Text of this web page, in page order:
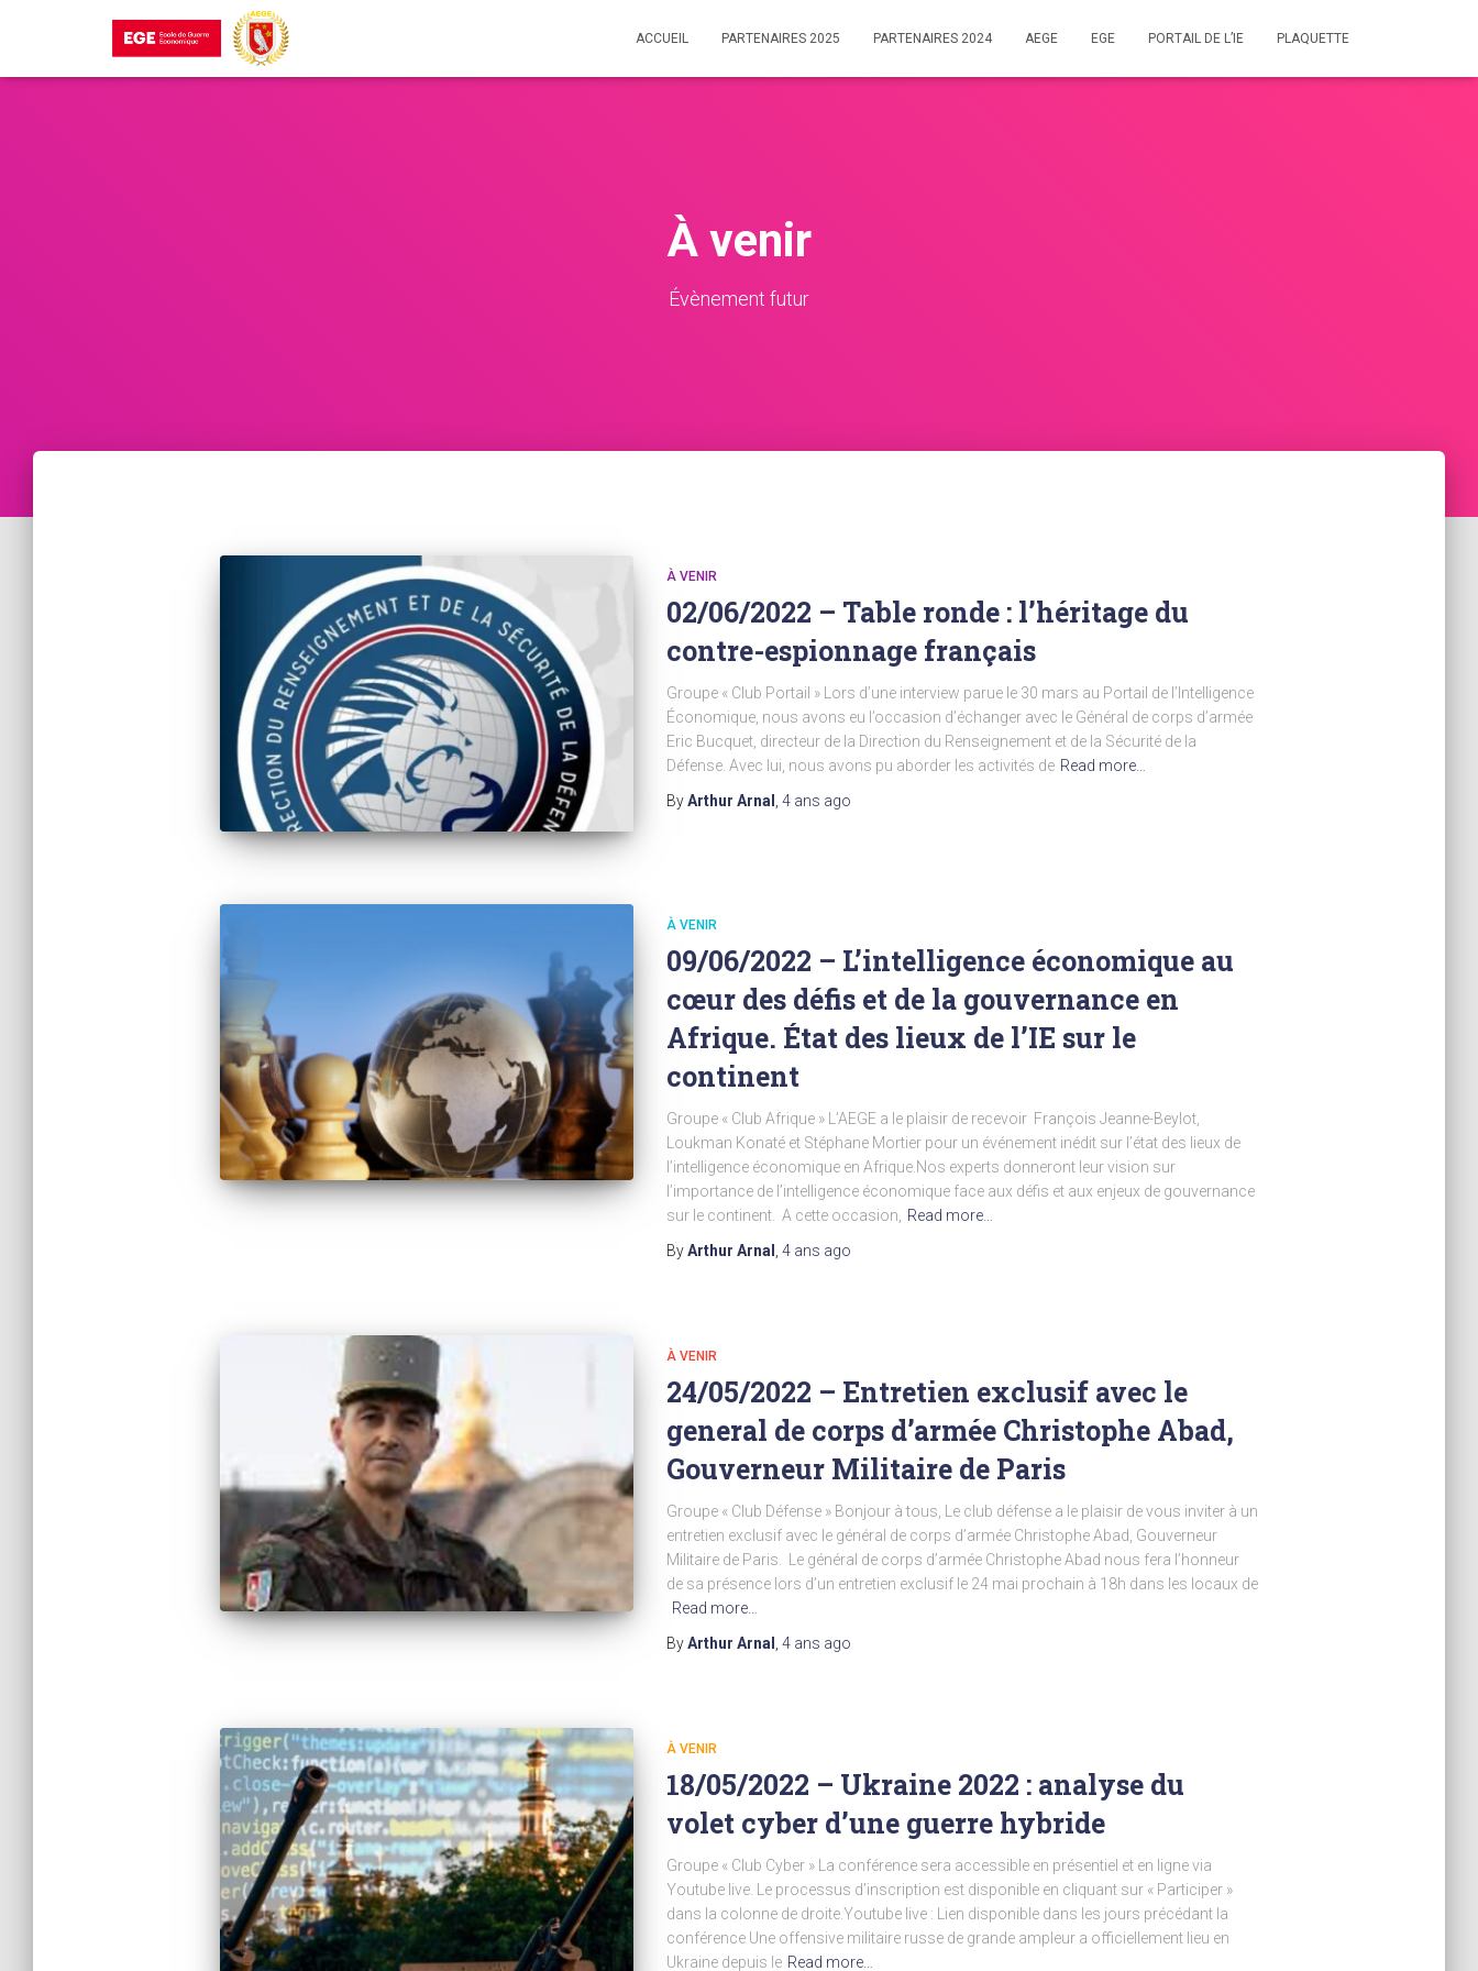
ACCUEIL PARTENAIRES 2025 PARTENAIRES 2024 AEGE EGE PORTAIL DE L’IE PLAQUETTE
À venir
Évènement futur
À VENIR
02/06/2022 – Table ronde : l’héritage du
contre-espionnage français
Groupe « Club Portail » Lors d’une interview parue le 30 mars au Portail de l’Intelligence
Économique, nous avons eu l’occasion d’échanger avec le Général de corps d’armée
Eric Bucquet, directeur de la Direction du Renseignement et de la Sécurité de la
Défense. Avec lui, nous avons pu aborder les activités de Read more…
ByArthur Arnal 4 ans ago
À VENIR
09/06/2022 – L’intelligence économique au
cœur des défis et de la gouvernance en
Afrique. État des lieux de l’IE sur le
continent
Groupe « Club Afrique » L’AEGE a le plaisir de recevoir François Jeanne-Beylot,
Loukman Konaté et Stéphane Mortier pour un événement inédit sur l’état des lieux de
l’intelligence économique en Afrique.Nos experts donneront leur vision sur
l’importance de l’intelligence économique face aux défis et aux enjeux de gouvernance
sur le continent. A cette occasion,
Read more…
ByArthur Arnal 4 ans ago
À VENIR
24/05/2022 – Entretien exclusif avec le
general de corps d’armée Christophe Abad,
Gouverneur Militaire de Paris
Groupe « Club Défense » Bonjour à tous, Le club défense a le plaisir de vous inviter à un
entretien exclusif avec le général de corps d’armée Christophe Abad, Gouverneur
Militaire de Paris. Le général de corps d’armée Christophe Abad nous fera l’honneur
de sa présence lors d’un entretien exclusif le 24 mai prochain à 18h dans les locaux de
Read more…
ByArthur Arnal 4 ans ago
À VENIR
18/05/2022 – Ukraine 2022 : analyse du
volet cyber d’une guerre hybride
Groupe « Club Cyber » La conférence sera accessible en présentiel et en ligne via
Youtube live. Le processus d’inscription est disponible en cliquant sur « Participer »
dans la colonne de droite.Youtube live : Lien disponible dans les jours précédant la
conférence Une offensive militaire russe de grande ampleur a officiellement lieu en
Ukraine depuis le Read more…